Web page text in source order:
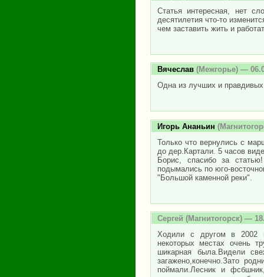
Статья интересная, нет
десятилетия что-то
чем заставить жить и
Вячеслав (Межгорье) —
Одна из лучших и правдивых
Игорь Ананьин
Только что вернулись с
до дер.Картали. 5 часов
Борис, спасибо за
подымались по юго-
"Большой каменной реки".
Сергей (Магнитогорск) —
Ходили с другом в 2002
некоторых местах очень
шикарная была.Видели
загажено,конечно.Зато
поймали.Лесник и